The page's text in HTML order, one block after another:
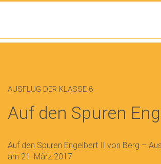
AUSFLUG DER KLASSE 6
Auf den Spuren
Auf den Spuren Engelbert II von Berg –
am 21. März 2017